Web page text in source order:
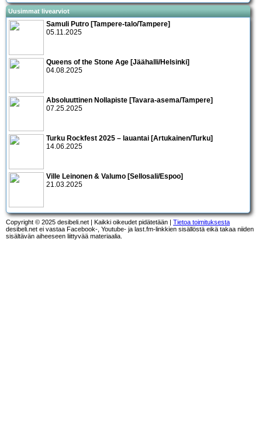
Uusimmat livearviot
Samuli Putro [Tampere-talo/Tampere]
05.11.2025
Queens of the Stone Age [Jäähalli/Helsinki]
04.08.2025
Absoluuttinen Nollapiste [Tavara-asema/Tampere]
07.25.2025
Turku Rockfest 2025 – lauantai [Artukainen/Turku]
14.06.2025
Ville Leinonen & Valumo [Sellosali/Espoo]
21.03.2025
Copyright © 2025 desibeli.net | Kaikki oikeudet pidätetään | Tietoa toimituksesta
desibeli.net ei vastaa Facebook-, Youtube- ja last.fm-linkkien sisällöstä eikä takaa niiden
sisältävän aiheeseen liittyvää materiaalia.